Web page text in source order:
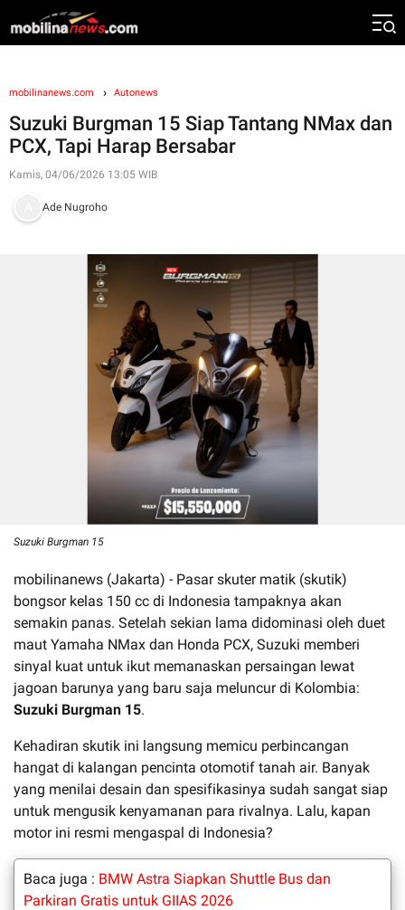
mobilinanews.com Autonews
Suzuki Burgman 15 Siap Tantang NMax dan
PCX, Tapi Harap Bersabar
Kamis, 04/06/2026 13:05 WIB
Ade Nugroho
Suzuki Burgman 15
mobilinanews (Jakarta) - Pasar skuter matik (skutik)
bongsor kelas 150 cc di Indonesia tampaknya akan
semakin panas. Setelah sekian lama didominasi oleh duet
maut Yamaha NMax dan Honda PCX, Suzuki memberi
sinyal kuat untuk ikut memanaskan persaingan lewat
jagoan barunya yang baru saja meluncur di Kolombia:
Suzuki Burgman 15.
Kehadiran skutik ini langsung memicu perbincangan
hangat di kalangan pencinta otomotif tanah air. Banyak
yang menilai desain dan spesifikasinya sudah sangat siap
untuk mengusik kenyamanan para rivalnya. Lalu, kapan
motor ini resmi mengaspal di Indonesia?
Baca juga : BMW Astra Siapkan Shuttle Bus dan
Parkiran Gratis untuk GIIAS 2026